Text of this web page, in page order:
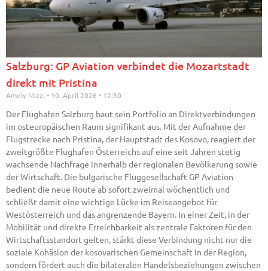
Salzburg: GP Aviation verbindet die Mozartstadt
direkt mit Pristina
Amely Mizzi 10. April 2026 12:30
Der Flughafen Salzburg baut sein Portfolio an Direktverbindungen
im osteuropäischen Raum signifikant aus. Mit der Aufnahme der
Flugstrecke nach Pristina, der Hauptstadt des Kosovo, reagiert der
zweitgrößte Flughafen Österreichs auf eine seit Jahren stetig
wachsende Nachfrage innerhalb der regionalen Bevölkerung sowie
der Wirtschaft. Die bulgarische Fluggesellschaft GP Aviation
bedient die neue Route ab sofort zweimal wöchentlich und
schließt damit eine wichtige Lücke im Reiseangebot für
Westösterreich und das angrenzende Bayern. In einer Zeit, in der
Mobilität und direkte Erreichbarkeit als zentrale Faktoren für den
Wirtschaftsstandort gelten, stärkt diese Verbindung nicht nur die
soziale Kohäsion der kosovarischen Gemeinschaft in der Region,
sondern fördert auch die bilateralen Handelsbeziehungen zwischen